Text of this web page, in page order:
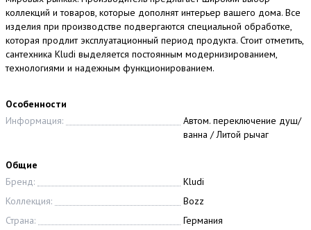
коллекций и товаров, которые дополнят интерьер вашего дома. Все
изделия при производстве подвергаются специальной обработке,
которая продлит эксплуатационный период продукта. Стоит отметить,
сантехника Kludi выделяется постоянным модернизированием,
технологиями и надежным функционированием.
Особенности
Информация:
Автом. переключение душ/
ванна / Литой рычаг
Общие
Бренд:
Kludi
Коллекция:
Bozz
Страна:
Германия